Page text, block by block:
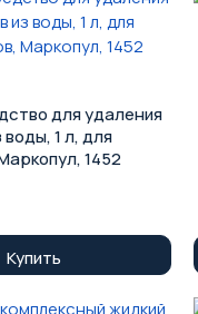
для удаления
1 л, для
1452
Купить